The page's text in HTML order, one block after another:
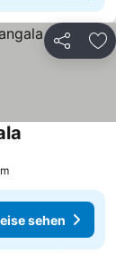
Teilen
sehen